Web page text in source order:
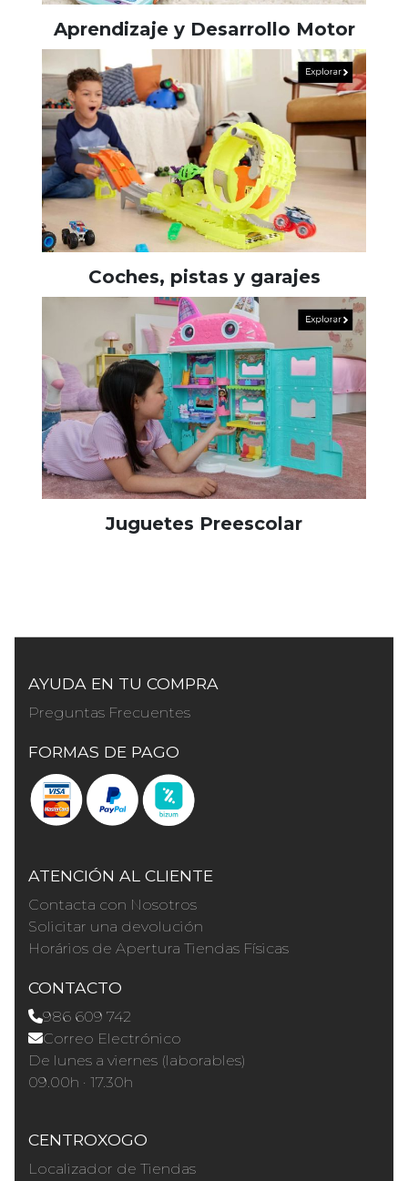
Aprendizaje y Desarrollo Motor
Coches, pistas y garajes
Juguetes Preescolar
AYUDA EN TU COMPRA
Preguntas Frecuentes
FORMAS DE PAGO
ATENCIÓN AL CLIENTE
Contacta con Nosotros
Solicitar una devolución
Horários de Apertura Tiendas Físicas
CONTACTO
986 609 742
Correo Electrónico
De lunes a viernes (laborables)
09.00h · 17.30h
CENTROXOGO
Localizador de Tiendas